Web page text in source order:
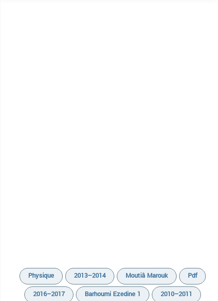
Physique 2013–2014 Moutiâ Marouk
Pdf
2016–2017
Barhoumi Ezedine 1
2010–2011